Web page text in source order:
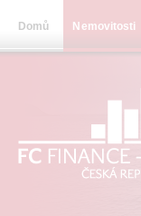
Domů Nemovitosti